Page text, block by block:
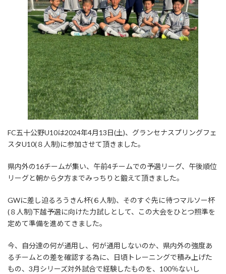
FC五十公野U10は2024年4月13日(土)、グランセナスプリングフェ
スタU10(８人制)に参加させて頂きました。
県内外の16チームが集い、午前4チームでの予選リーグ、午後順位
リーグと朝から夕方までみっちりと鍛えて頂きました。
GWに差し迫るろうきん杯(６人制)、そのすぐ先に待つマルソー杯
(８人制)下越予選に向けた力試しとして、この大会をひとつ照準を
定めて準備を進めてきました。
今、自分達の何が通用し、何が通用しないのか、県内外の強度あ
るチームとの差を確認する為に、日頃トレーニングで積み上げた
もの、3月シリーズ対外試合で経験したものを、100％ないし